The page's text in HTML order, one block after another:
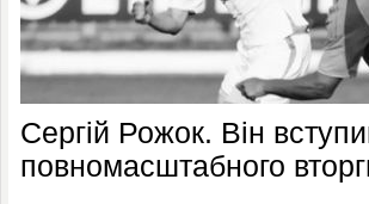
Сергій Рожок. Він
повномасштабного